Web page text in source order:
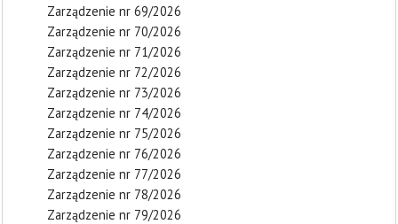
Zarządzenie nr 69/2026
Zarządzenie nr 70/2026
Zarządzenie nr 71/2026
Zarządzenie nr 72/2026
Zarządzenie nr 73/2026
Zarządzenie nr 74/2026
Zarządzenie nr 75/2026
Zarządzenie nr 76/2026
Zarządzenie nr 77/2026
Zarządzenie nr 78/2026
Zarządzenie nr 79/2026